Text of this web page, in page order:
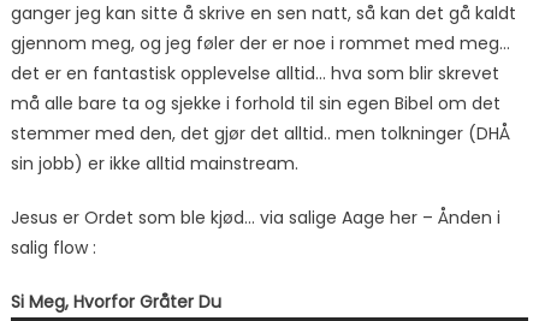
ganger jeg kan sitte å skrive en sen natt, så kan det gå kaldt
gjennom meg, og jeg føler der er noe i rommet med meg…
det er en fantastisk opplevelse alltid… hva som blir skrevet
må alle bare ta og sjekke i forhold til sin egen Bibel om det
stemmer med den, det gjør det alltid.. men tolkninger (DHÅ
sin jobb) er ikke alltid mainstream.
Jesus er Ordet som ble kjød… via salige Aage her – Ånden i
salig flow :
Si Meg, Hvorfor Gråter Du